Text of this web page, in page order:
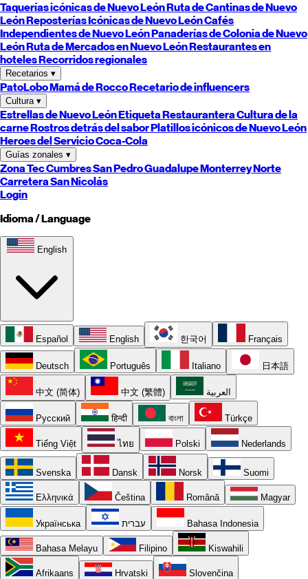
Taquerías icónicas deNuevo LeónRuta de Cantinas deNuevo
LeónReposterías Icónicas deNuevo LeónCafés
Independientes deNuevo LeónPanaderías de Colonia deNuevo
LeónRuta de Mercados enNuevo LeónRestaurantes en
hotelesRecorridos regionales
Recetarios ▾
PatoLoboMamá de RoccoRecetario de influencers
Cultura ▾
Estrellas deNuevo LeónEtiqueta RestauranteraCultura de la
carneRostros detrás del saborPlatillos icónicos deNuevo León
Heroes del Servicio Coca-Cola
Guías zonales ▾
Zona TecCumbresSan PedroGuadalupeMonterreyNorte
CarreteraSan Nicolás
Login
Idioma / Language
English
Español English 한국어 Français
Deutsch Português Italiano 日本語
中文 (简体) 中文 (繁體) العربية
Русский हिन्दी বাংলা Türkçe
Tiếng Việt ไทย Polski Nederlands
Svenska Dansk Norsk Suomi
Ελληνικά Čeština Română Magyar
Українська עברית Bahasa Indonesia
Bahasa Melayu Filipino Kiswahili
Afrikaans Hrvatski Slovenčina